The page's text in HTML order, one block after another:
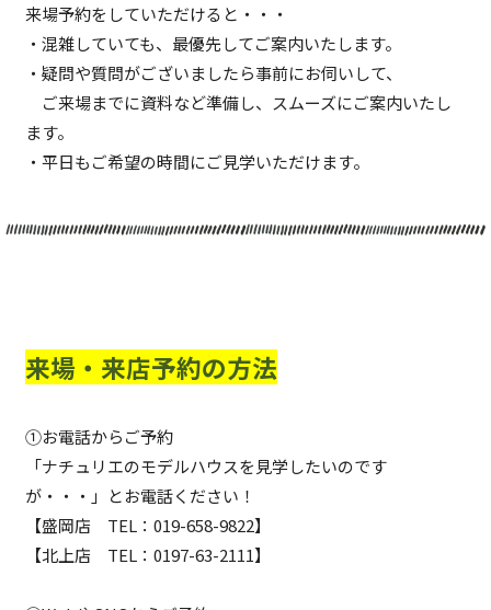
来場予約をしていただけると・・・
・混雑していても、最優先してご案内いたします。
・疑問や質問がございましたら事前にお伺いして、
ご来場までに資料など準備し、スムーズにご案内いたし
ます。
・平日もご希望の時間にご見学いただけます。
来場・来店予約の方法
①お電話からご予約
「ナチュリエのモデルハウスを見学したいのです
が・・・」とお電話ください！
【盛岡店 TEL：019-658-9822】
【北上店 TEL：0197-63-2111】